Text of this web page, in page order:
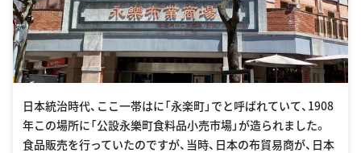
日本統治時代、ここ一帯はに「永楽町」でと呼ばれていて、1908
年この場所に「公設永樂町食料品小売市場」が造られました。
食品販売を行っていたのですが、当時、日本の布貿易商が、日本